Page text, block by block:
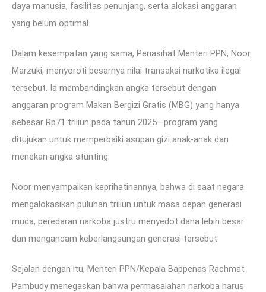
daya manusia, fasilitas penunjang, serta alokasi anggaran
yang belum optimal.
Dalam kesempatan yang sama, Penasihat Menteri PPN, Noor
Marzuki, menyoroti besarnya nilai transaksi narkotika ilegal
tersebut. Ia membandingkan angka tersebut dengan
anggaran program Makan Bergizi Gratis (MBG) yang hanya
sebesar Rp71 triliun pada tahun 2025—program yang
ditujukan untuk memperbaiki asupan gizi anak-anak dan
menekan angka stunting.
Noor menyampaikan keprihatinannya, bahwa di saat negara
mengalokasikan puluhan triliun untuk masa depan generasi
muda, peredaran narkoba justru menyedot dana lebih besar
dan mengancam keberlangsungan generasi tersebut.
Sejalan dengan itu, Menteri PPN/Kepala Bappenas Rachmat
Pambudy menegaskan bahwa permasalahan narkoba harus